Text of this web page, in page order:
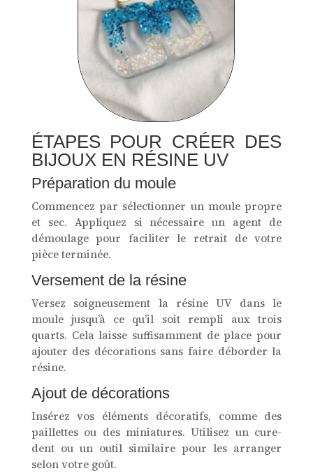
ÉTAPES POUR CRÉER DES
BIJOUX EN RÉSINE UV
Préparation du moule
Commencez par sélectionner un moule propre
et sec. Appliquez si nécessaire un agent de
démoulage pour faciliter le retrait de votre
pièce terminée.
Versement de la résine
Versez soigneusement la résine UV dans le
moule jusqu’à ce qu’il soit rempli aux trois
quarts. Cela laisse suffisamment de place pour
ajouter des décorations sans faire déborder la
résine.
Ajout de décorations
Insérez vos éléments décoratifs, comme des
paillettes ou des miniatures. Utilisez un cure-
dent ou un outil similaire pour les arranger
selon votre goût.